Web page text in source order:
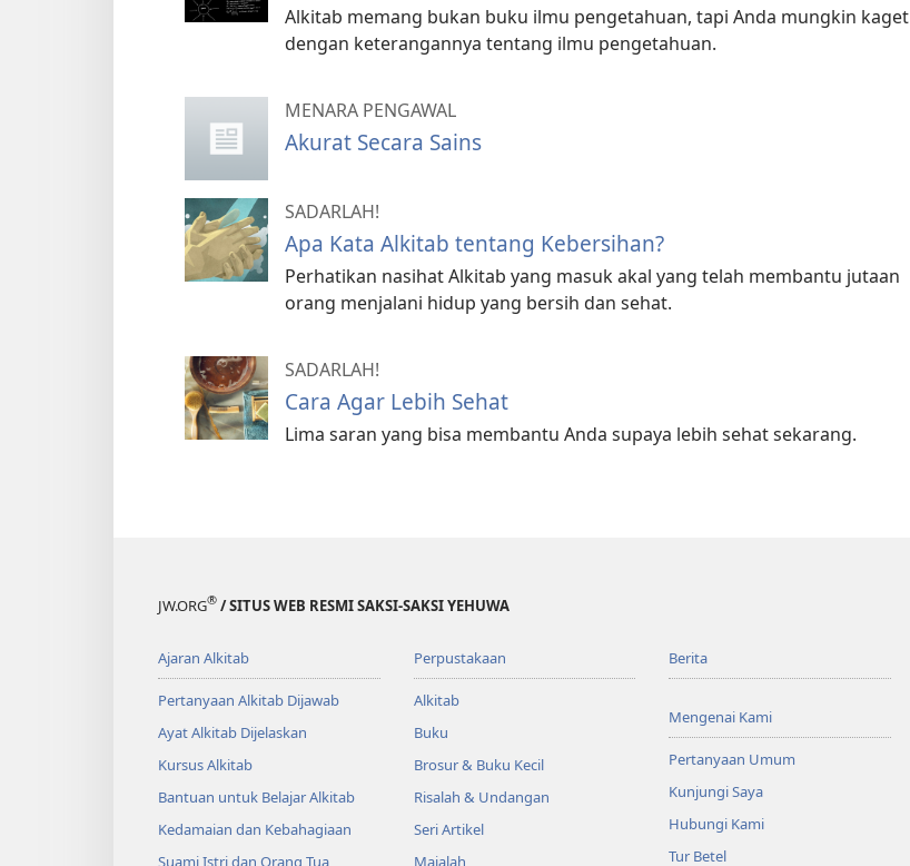
Alkitab memang bukan buku ilmu pengetahuan, tapi Anda mungkin kaget
dengan keterangannya tentang ilmu pengetahuan.
MENARA PENGAWAL
Akurat Secara Sains
SADARLAH!
Apa Kata Alkitab tentang Kebersihan?
Perhatikan nasihat Alkitab yang masuk akal yang telah membantu jutaan
orang menjalani hidup yang bersih dan sehat.
SADARLAH!
Cara Agar Lebih Sehat
Lima saran yang bisa membantu Anda supaya lebih sehat sekarang.
JW.ORG® / SITUS WEB RESMI SAKSI-SAKSI YEHUWA
Ajaran Alkitab
Pertanyaan Alkitab Dijawab
Ayat Alkitab Dijelaskan
Kursus Alkitab
Bantuan untuk Belajar Alkitab
Kedamaian dan Kebahagiaan
Suami Istri dan Orang Tua
Perpustakaan
Alkitab
Buku
Brosur & Buku Kecil
Risalah & Undangan
Seri Artikel
Majalah
Berita
Mengenai Kami
Pertanyaan Umum
Kunjungi Saya
Hubungi Kami
Tur Betel